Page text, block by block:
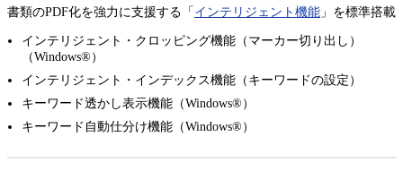
書類のPDF化を強力に支援する「 インテリジェント機能 」を標準搭載
インテリジェント・クロッピング機能（マーカー切り出し）
（Windows®）
インテリジェント・インデックス機能（キーワードの設定）
キーワード透かし表示機能（Windows®）
キーワード自動仕分け機能（Windows®）